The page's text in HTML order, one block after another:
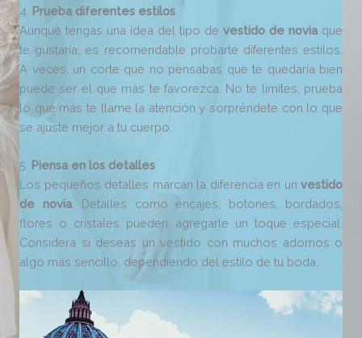
4. Prueba diferentes estilos
Aunque tengas una idea del tipo de vestido de novia que
te gustaría, es recomendable probarte diferentes estilos.
A veces, un corte que no pensabas que te quedaría bien
puede ser el que más te favorezca. No te limites, prueba
lo que más te llame la atención y sorpréndete con lo que
se ajuste mejor a tu cuerpo.
5. Piensa en los detalles
Los pequeños detalles marcan la diferencia en un vestido
de novia. Detalles como encajes, botones, bordados,
flores o cristales pueden agregarle un toque especial.
Considera si deseas un vestido con muchos adornos o
algo más sencillo, dependiendo del estilo de tu boda.